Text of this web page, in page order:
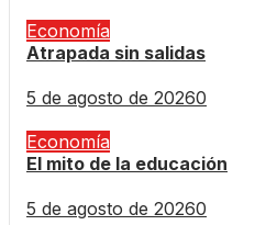
Economía
Atrapada sin salidas
5 de agosto de 20260
Economía
El mito de la educación
5 de agosto de 20260